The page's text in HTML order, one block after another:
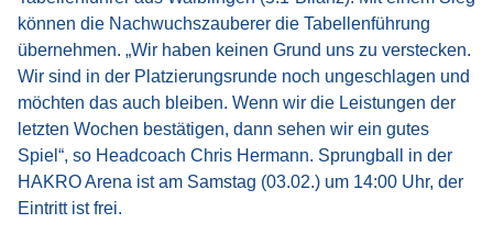
können die Nachwuchszauberer die Tabellenführung
übernehmen. „Wir haben keinen Grund uns zu verstecken.
Wir sind in der Platzierungsrunde noch ungeschlagen und
möchten das auch bleiben. Wenn wir die Leistungen der
letzten Wochen bestätigen, dann sehen wir ein gutes
Spiel“, so Headcoach Chris Hermann. Sprungball in der
HAKRO Arena ist am Samstag (03.02.) um 14:00 Uhr, der
Eintritt ist frei.